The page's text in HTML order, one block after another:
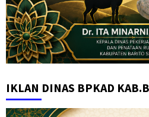
IKLAN DINAS BPKAD